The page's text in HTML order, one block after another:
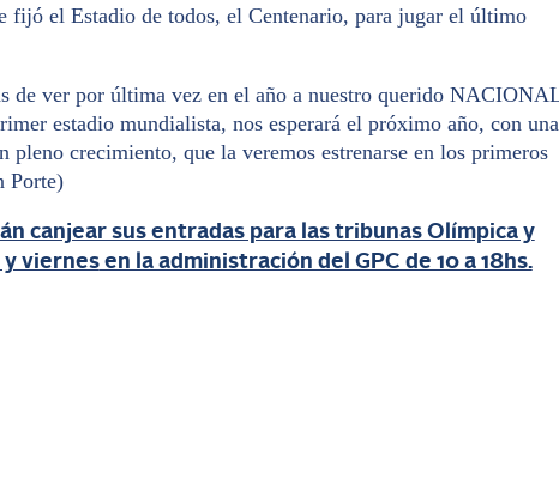
fijó el Estadio de todos, el Centenario, para jugar el último
de ver por última vez en el año a nuestro querido
estadio mundialista, nos esperará el próximo año, con una
pleno crecimiento, que la veremos estrenarse en los primeros
Porte)
canjear sus entradas para las tribunas Olímpica y
y viernesen la administración del GPC de 10 a 18hs.